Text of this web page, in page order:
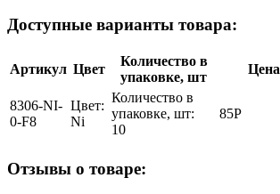
Доступные варианты товара:
Артикул Цвет
Количество в
упаковке, шт
Цена
8306-NI-
0-F8
Цвет:
Ni
Количество в
упаковке, шт:
10
85Р
Отзывы о товаре: